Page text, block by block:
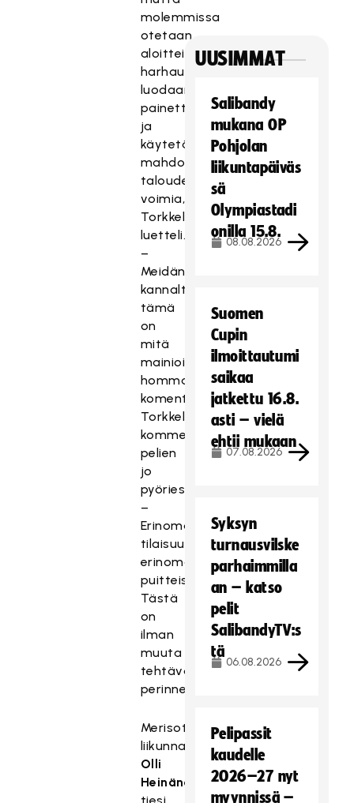
molemmissa
otetaan
aloitteita,
harhautetaan,
luodaan
painetta
ja
käytetään
mahdollisimman
taloudellisesti
voimia,
Torkkeli
luetteli.
–
Meidän
kannaltamme
tämä
on
mitä
mainioin
homma,
komentaja
Torkkeli
kommentoi
pelien
jo
pyöriessä.
–
Erinomainen
tilaisuus
erinomaisissa
puitteissa.
Tästä
on
ilman
muuta
tehtävä
perinne.
Merisotakoulun
liikunnanohjaaja
Olli
Heinänen
UUSIMMAT
Salibandy
mukana OP
Pohjolan
liikuntapäiväs
sä
Olympiastadi
onilla 15.8.
08.08.2026
Suomen
Cupin
ilmoittautumi
saikaa
jatkettu 16.8.
asti – vielä
ehtii mukaan
07.08.2026
Syksyn
turnausvilske
parhaimmilla
an – katso
pelit
SalibandyTV:s
tä
06.08.2026
Pelipassit
kaudelle
2026–27 nyt
myynnissä –